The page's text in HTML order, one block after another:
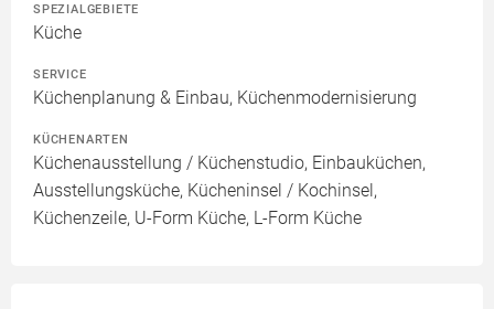
SPEZIALGEBIETE
Küche
SERVICE
Küchenplanung & Einbau, Küchenmodernisierung
KÜCHENARTEN
Küchenausstellung / Küchenstudio, Einbauküchen,
Ausstellungsküche, Kücheninsel / Kochinsel,
Küchenzeile, U-Form Küche, L-Form Küche